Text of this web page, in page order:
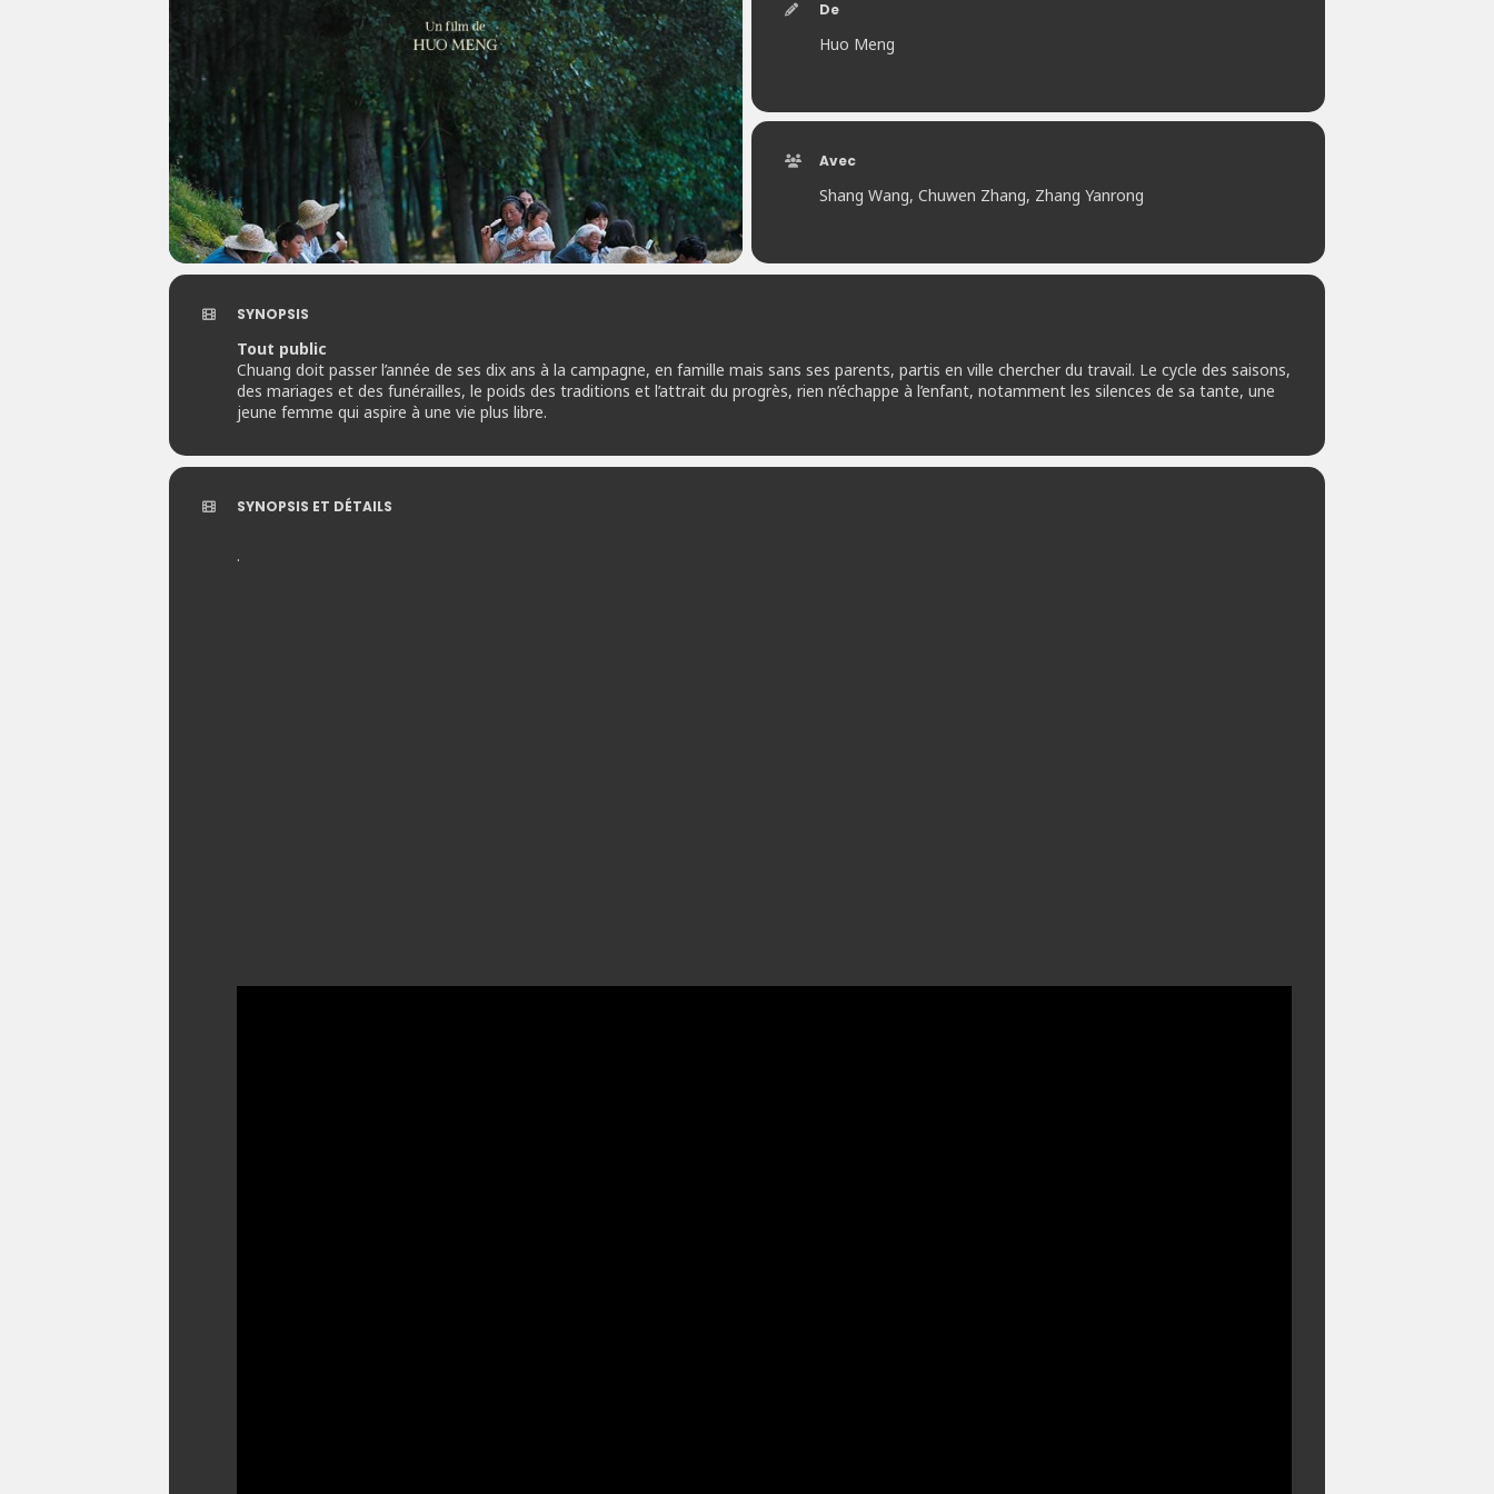
De
Huo Meng
Avec
Shang Wang, Chuwen Zhang, Zhang Yanrong
SYNOPSIS
Tout public
Chuang doit passer l’année de ses dix ans à la campagne, en famille mais sans ses parents, partis en ville chercher du travail. Le cycle des saisons,
des mariages et des funérailles, le poids des traditions et l’attrait du progrès, rien n’échappe à l’enfant, notamment les silences de sa tante, une
jeune femme qui aspire à une vie plus libre.
SYNOPSIS ET DÉTAILS
.